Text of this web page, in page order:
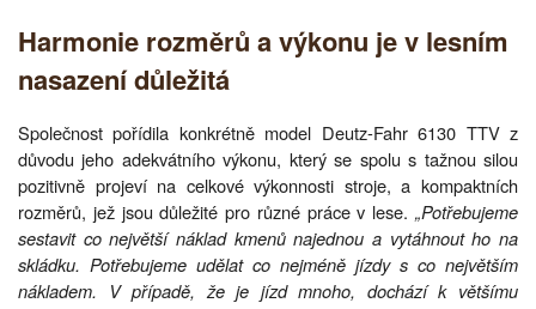
Harmonie rozměrů a výkonu je v lesním
nasazení důležitá
Společnost pořídila konkrétně model Deutz-Fahr 6130 TTV z
důvodu jeho adekvátního výkonu, který se spolu s tažnou silou
pozitivně projeví na celkové výkonnosti stroje, a kompaktních
rozměrů, jež jsou důležité pro různé práce v lese. „Potřebujeme
sestavit co největší náklad kmenů najednou a vytáhnout ho na
skládku. Potřebujeme udělat co nejméně jízdy s co největším
nákladem. V případě, že je jízd mnoho, dochází k většímu